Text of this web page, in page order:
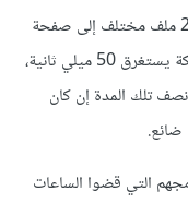
لكن إدخال برنامج يتكون من وحدات ومن 200 ملف مختلف إلى صفحة
ويب له مشاكله، فإذا كان جلب الملف عبر الشبكة يستغرق 50 ميلي ثانية،
كله 10 ثواني، أو نصف تلك المدة إن كان
التي قضوا الساعات